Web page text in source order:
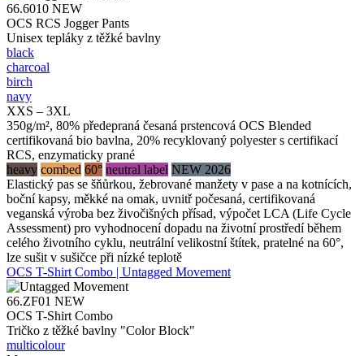
66.6010 NEW
OCS RCS Jogger Pants
Unisex tepláky z těžké bavlny
black
charcoal
birch
navy
XXS – 3XL
350g/m², 80% předepraná česaná prstencová OCS Blended
certifikovaná bio bavlna, 20% recyklovaný polyester s certifikací
RCS, enzymaticky prané
heavy combed 60° neutral label NEW 2026
Elastický pas se šňůrkou, žebrované manžety v pase a na kotnících,
boční kapsy, měkké na omak, uvnitř počesaná, certifikovaná
veganská výroba bez živočišných přísad, výpočet LCA (Life Cycle
Assessment) pro vyhodnocení dopadu na životní prostředí během
celého životního cyklu, neutrální velikostní štítek, pratelné na 60°,
lze sušit v sušičce při nízké teplotě
OCS T-Shirt Combo | Untagged Movement
66.ZF01 NEW
OCS T-Shirt Combo
Tričko z těžké bavlny "Color Block"
multicolour